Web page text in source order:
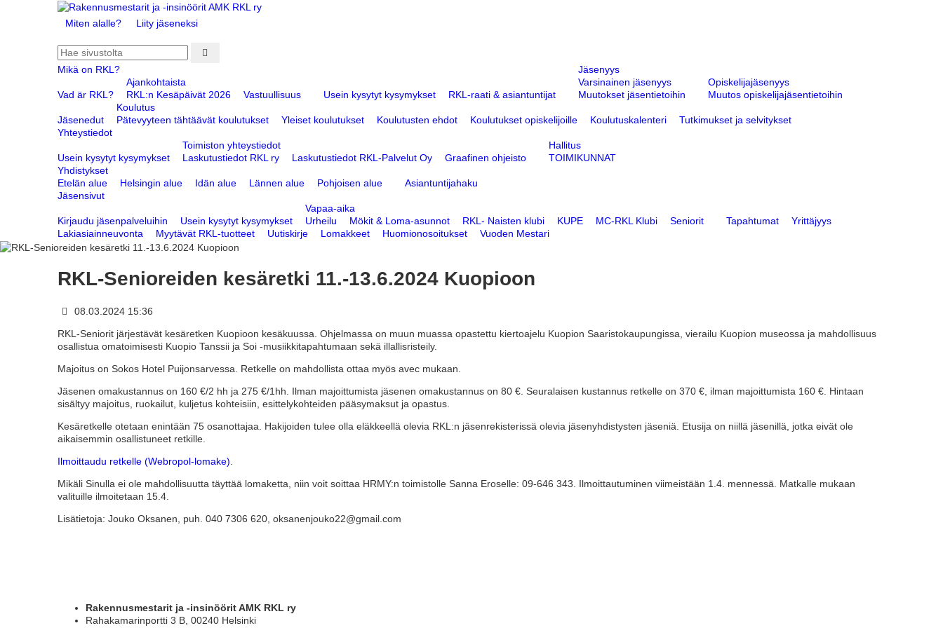
Miten alalle? Liity jäseneksi
Mikä on RKL?
Vad är RKL?
Ajankohtaista
RKL:n Kesäpäivät 2026
Vastuullisuus Usein kysytyt kysymykset RKL-raati & asiantuntijat
Jäsenyys
Varsinainen jäsenyys
Muutokset jäsentietoihin
Opiskelijajäsenyys
Muutos opiskelijajäsentietoihin
Jäsenedut
Koulutus
Pätevyyteen tähtäävät koulutukset
Yleiset koulutukset Koulutusten ehdot Koulutukset opiskelijoille Koulutuskalenteri
Tutkimukset ja selvitykset
Yhteystiedot
Usein kysytyt kysymykset
Toimiston yhteystiedot
Laskutustiedot RKL ry
Laskutustiedot RKL-Palvelut Oy Graafinen ohjeisto
Hallitus
TOIMIKUNNAT
Yhdistykset
Etelän alue
Helsingin alue Idän alue Lännen alue Pohjoisen alue
Asiantuntijahaku
Jäsensivut
Kirjaudu jäsenpalveluihin Usein kysytyt kysymykset
Vapaa-aika
Urheilu
Mökit & Loma-asunnot RKL- Naisten klubi KUPE MC-RKL Klubi Seniorit Tapahtumat
Yrittäjyys
Lakiasiainneuvonta
Myytävät RKL-tuotteet Uutiskirje Lomakkeet Huomionosoitukset Vuoden Mestari
RKL-Senioreiden kesäretki 11.-13.6.2024 Kuopioon
08.03.2024 15:36
RKL-Seniorit järjestävät kesäretken Kuopioon kesäkuussa. Ohjelmassa on muun muassa opastettu kiertoajelu Kuopion Saaristokaupungissa, vierailu Kuopion museossa ja mahdollisuus
osallistua omatoimisesti Kuopio Tanssii ja Soi -musiikkitapahtumaan sekä illallisristeily.
Majoitus on Sokos Hotel Puijonsarvessa. Retkelle on mahdollista ottaa myös avec mukaan.
Jäsenen omakustannus on 160 €/2 hh ja 275 €/1hh. Ilman majoittumista jäsenen omakustannus on 80 €. Seuralaisen kustannus retkelle on 370 €, ilman majoittumista 160 €. Hintaan
sisältyy majoitus, ruokailut, kuljetus kohteisiin, esittelykohteiden pääsymaksut ja opastus.
Kesäretkelle otetaan enintään 75 osanottajaa. Hakijoiden tulee olla eläkkeellä olevia RKL:n jäsenrekisterissä olevia jäsenyhdistysten jäseniä. Etusija on niillä jäsenillä, jotka eivät ole
aikaisemmin osallistuneet retkille.
Ilmoittaudu retkelle (Webropol-lomake)
Mikäli Sinulla ei ole mahdollisuutta täyttää lomaketta, niin voit soittaa HRMY:n toimistolle Sanna Eroselle: 09-646 343. Ilmoittautuminen viimeistään 1.4. mennessä. Matkalle mukaan
valituille ilmoitetaan 15.4.
Lisätietoja: Jouko Oksanen, puh. 040 7306 620, oksanenjouko22@gmail.com
Rakennusmestarit ja -insinöörit AMK RKL ry
Rahakamarinportti 3 B, 00240 Helsinki